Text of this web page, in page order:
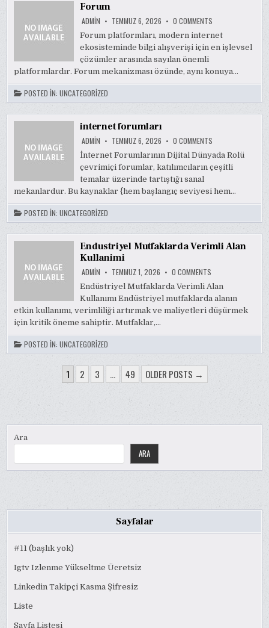
Forum
ADMIN TEMMUZ 6, 2026 0 COMMENTS
Forum platformları, modern internet
ekosisteminde bilgi alışverişi için en işlevsel
çözümler arasında sayılan önemli
platformlardır. Forum mekanizması özünde, aynı konuya…
POSTED IN:UNCATEGORIZED
internet forumları
ADMIN TEMMUZ 6, 2026 0 COMMENTS
FORUMLARI
İnternet Forumlarının Dijital Dünyada Rolü
çevrimiçi forumlar, katılımcıların çeşitli
temalar üzerinde tartıştığı sanal
mekanlardur. Bu kaynaklar {hem başlangıç seviyesi hem…
POSTED IN:UNCATEGORIZED
Endustriyel Mutfaklarda Verimli Alan
Kullanimi
ADMIN TEMMUZ 1, 2026 0 COMMENTS
MUTFAKLARDA
VERIMLI
ALAN
KULLANIMI
Endüstriyel Mutfaklarda Verimli Alan
Kullanımı Endüstriyel mutfaklarda alanın
etkin kullanımı, verimliliği artırmak ve maliyetleri düşürmek
için kritik öneme sahiptir. Mutfaklar,…
POSTED IN:UNCATEGORIZED
SAYFALAMASI
1 2 3 … 49 OLDER POSTS →
Ara
ARA
Sayfalar
#11 (başlık yok)
Igtv Izlenme Yükseltme Ücretsiz
Linkedin Takipçi Kasma Şifresiz
Liste
Sayfa Listesi